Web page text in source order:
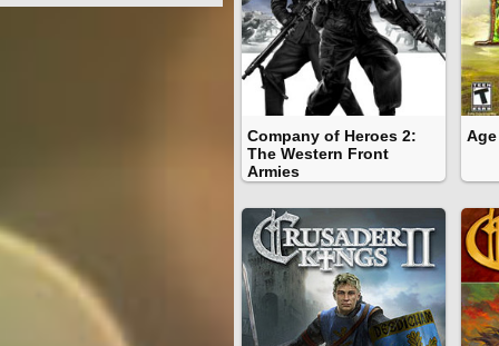
Company of Heroes 2:
The Western Front
Armies